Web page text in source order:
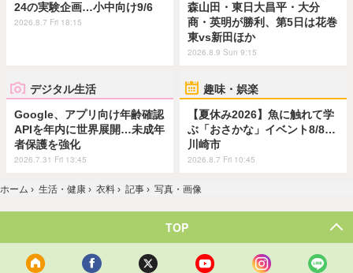
24の実験企画…小中向け9/6
2026.8.7 Fri 18:15
森山田・東日大昌平・大分
商・英明が勝利、第5日は花巻
東vs新田ほか
2026.8.9 Sun 9:15
デジタル生活
Google、アプリ向け年齢確認
APIを年内に世界展開…未成年
者保護を強化
2026.7.31 Fri 13:45
趣味・娯楽
【夏休み2026】魚に触れて学
ぶ「おさかな」イベント8/8…
川崎市
2026.8.7 Fri 10:45
ホーム › 生活・健康 › 衣料 › 記事 › 写真・画像
TOP